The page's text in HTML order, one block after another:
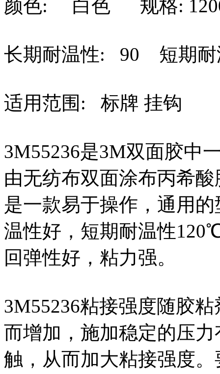
颜色: 白色 规格:
长期耐温性: 90 短期
适用范围: 标牌 挂钩
3M55236是3M双面胶中
由无纺布双面涂布丙希
是一款易于操作，通用
温性好，短期耐温性
回弹性好，粘力强。
3M55236粘接强度随胶
而增加，施加稳定的压
触，从而加大粘接强度